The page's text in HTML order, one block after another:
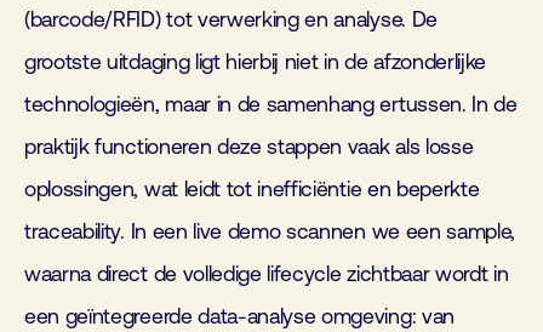
(barcode/RFID) tot verwerking en analyse. De
grootste uitdaging ligt hierbij niet in de afzonderlijke
technologieën, maar in de samenhang ertussen. In de
praktijk functioneren deze stappen vaak als losse
oplossingen, wat leidt tot inefficiëntie en beperkte
traceability. In een live demo scannen we een sample,
waarna direct de volledige lifecycle zichtbaar wordt in
een geïntegreerde data-analyse omgeving: van